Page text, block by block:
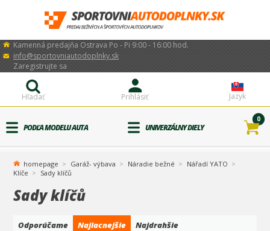
Kamenná predajňa Ostrava Po - Pi 9:00 - 16:00 hod.
info@sportovniautodoplnky.sk
Jazyk
Prihlásiť
Zaregistrujte sa
Hľadať
PODĽA MODELU AUTA UNIVERZÁLNY DIELY
0
homepage Garáž- výbava Náradie bežné
Nářadí YATO
Klíče
Sady klíčů
Sady klíčů
Odporúčame Najlacnejšie Najdrahšie